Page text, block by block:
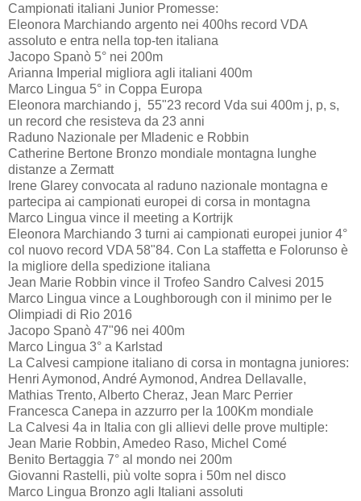
Campionati italiani Junior Promesse:
Eleonora Marchiando argento nei 400hs record VDA
assoluto e entra nella top-ten italiana
Jacopo Spanò 5° nei 200m
Arianna Imperial migliora agli italiani 400m
Marco Lingua 5° in Coppa Europa
Eleonora marchiando j, 55"23 record Vda sui 400m j, p, s,
un record che resisteva da 23 anni
Raduno Nazionale per Mladenic e Robbin
Catherine Bertone Bronzo mondiale montagna lunghe
distanze a Zermatt
Irene Glarey convocata al raduno nazionale montagna e
partecipa ai campionati europei di corsa in montagna
Marco Lingua vince il meeting a Kortrijk
Eleonora Marchiando 3 turni ai campionati europei junior 4°
col nuovo record VDA 58"84. Con La staffetta e Folorunso è
la migliore della spedizione italiana
Jean Marie Robbin vince il Trofeo Sandro Calvesi 2015
Marco Lingua vince a Loughborough con il minimo per le
Olimpiadi di Rio 2016
Jacopo Spanò 47"96 nei 400m
Marco Lingua 3° a Karlstad
La Calvesi campione italiano di corsa in montagna juniores:
Henri Aymonod, André Aymonod, Andrea Dellavalle,
Mathias Trento, Alberto Cheraz, Jean Marc Perrier
Francesca Canepa in azzurro per la 100Km mondiale
La Calvesi 4a in Italia con gli allievi delle prove multiple:
Jean Marie Robbin, Amedeo Raso, Michel Comé
Benito Bertaggia 7° al mondo nei 200m
Giovanni Rastelli, più volte sopra i 50m nel disco
Marco Lingua Bronzo agli Italiani assoluti